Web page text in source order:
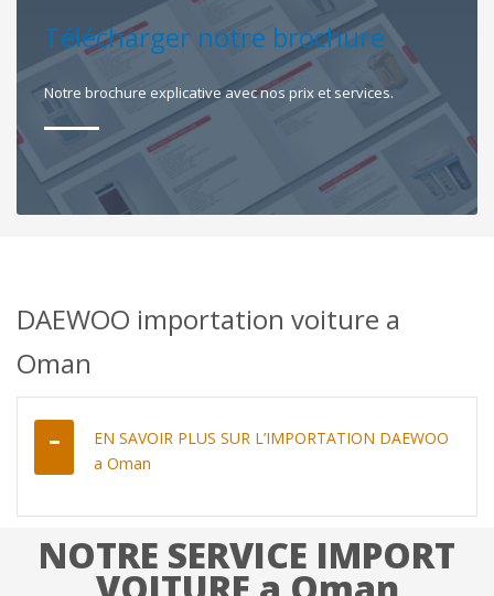
Télécharger notre brochure
Notre brochure explicative avec nos prix et services.
DAEWOO importation voiture a
Oman
EN SAVOIR PLUS SUR L’IMPORTATION DAEWOO
a Oman
NOTRE SERVICE IMPORT